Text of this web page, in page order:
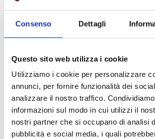
Consenso Dettagli
Questo sito web utilizza i cookie
Utilizziamo i cookie per personalizzare
annunci, per fornire funzionalità dei
analizzare il nostro traffico.
informazioni sul modo in cui utilizzi il
nostri partner che si occupano di analisi
pubblicità e social media, i quali